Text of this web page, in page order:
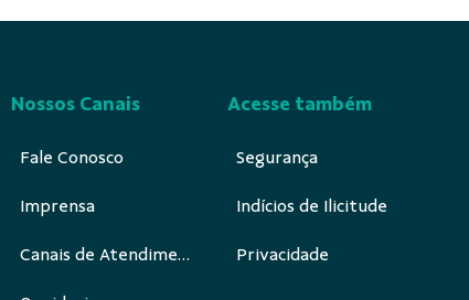
Nossos Canais
Fale Conosco
Imprensa
Canais de Atendimento
Acesse também
Segurança
Indícios de Ilicitude
Privacidade